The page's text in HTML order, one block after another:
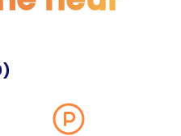
neuf
)